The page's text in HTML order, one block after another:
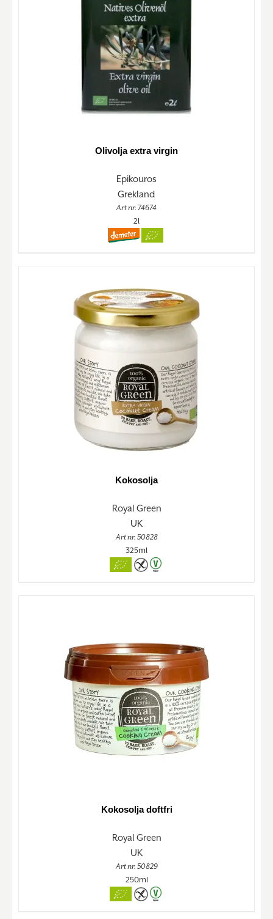
Olivolja extra virgin
Epikouros
Grekland
Art nr. 74674
2l
Kokosolja
Royal Green
UK
Art nr. 50828
325ml
Kokosolja doftfri
Royal Green
UK
Art nr. 50829
250ml